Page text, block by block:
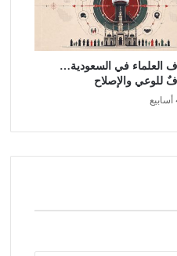
العلماء في السعودية…
للوعي والإصلاح